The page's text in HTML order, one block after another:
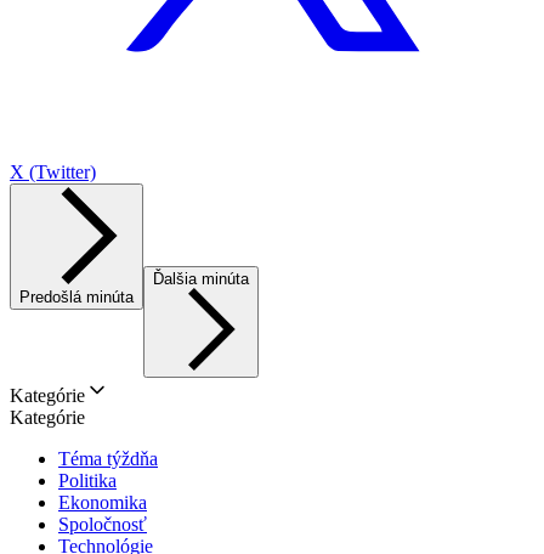
X (Twitter)
Predošlá minúta
Ďalšia minúta
Kategórie
Kategórie
Téma týždňa
Politika
Ekonomika
Spoločnosť
Technológie